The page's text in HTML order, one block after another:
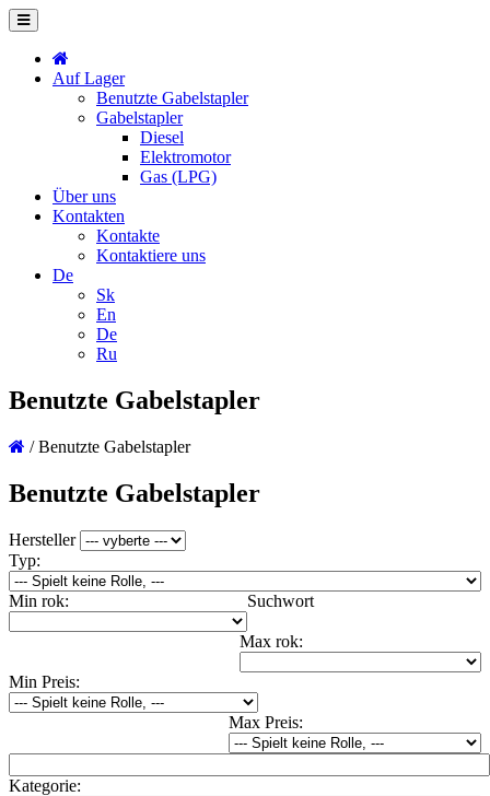
Auf Lager
Benutzte Gabelstapler
Gabelstapler
Diesel
Elektromotor
Gas (LPG)
Über uns
Kontakten
Kontakte
Kontaktiere uns
De
Sk
En
De
Ru
Benutzte Gabelstapler
/Benutzte Gabelstapler
Benutzte Gabelstapler
Hersteller
Typ:
Min rok:
Max rok:
Min Preis:
Max Preis:
Suchwort
Kategorie: